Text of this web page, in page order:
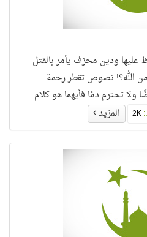
عليها ودين محرّف يأمر بالقتل
من الله؟! نصوص تقطر رحمة
تحترم دمًا فأيهما هو كلام
المزيد